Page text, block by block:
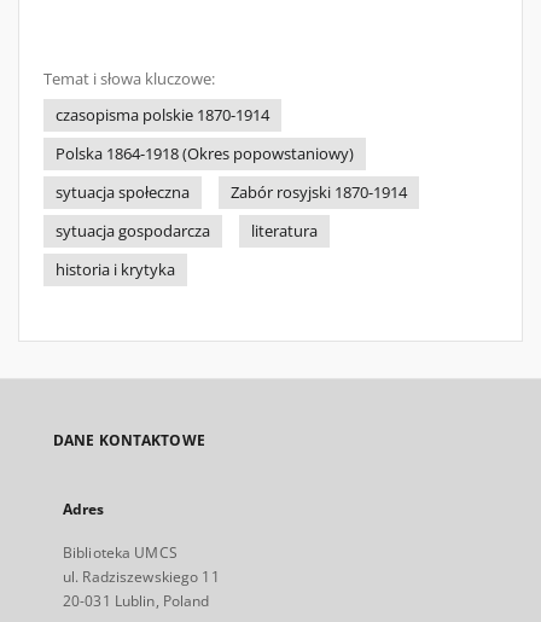
Temat i słowa kluczowe:
czasopisma polskie 1870-1914
Polska 1864-1918 (Okres popowstaniowy)
sytuacja społeczna
Zabór rosyjski 1870-1914
sytuacja gospodarcza
literatura
historia i krytyka
DANE KONTAKTOWE
Adres
Biblioteka UMCS
ul. Radziszewskiego 11
20-031 Lublin, Poland